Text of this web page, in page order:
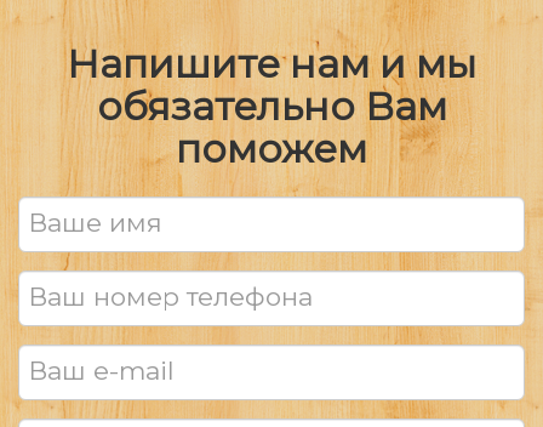
Напишите нам и мы
обязательно Вам
поможем
Ваше имя
Ваш номер телефона
Ваш e-mail